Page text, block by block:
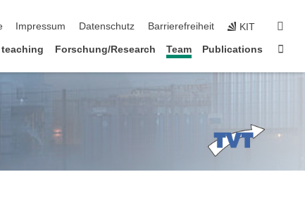
Impressum Datenschutz Barrierefreiheit KIT
Forschung/Research Team Publications